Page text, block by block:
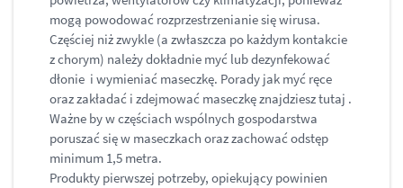
mogą powodować rozprzestrzenianie się wirusa.
Częściej niż zwykle (a zwłaszcza po każdym kontakcie
z chorym) należy dokładnie myć lub dezynfekować
dłonie i wymieniać maseczkę. Porady jak myć ręce
oraz zakładać i zdejmować maseczkę znajdziesz tutaj .
Ważne by w częściach wspólnych gospodarstwa
poruszać się w maseczkach oraz zachować odstęp
minimum 1,5 metra.
Produkty pierwszej potrzeby, opiekujący powinien